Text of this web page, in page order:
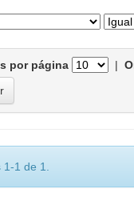
por página |
1 de 1.